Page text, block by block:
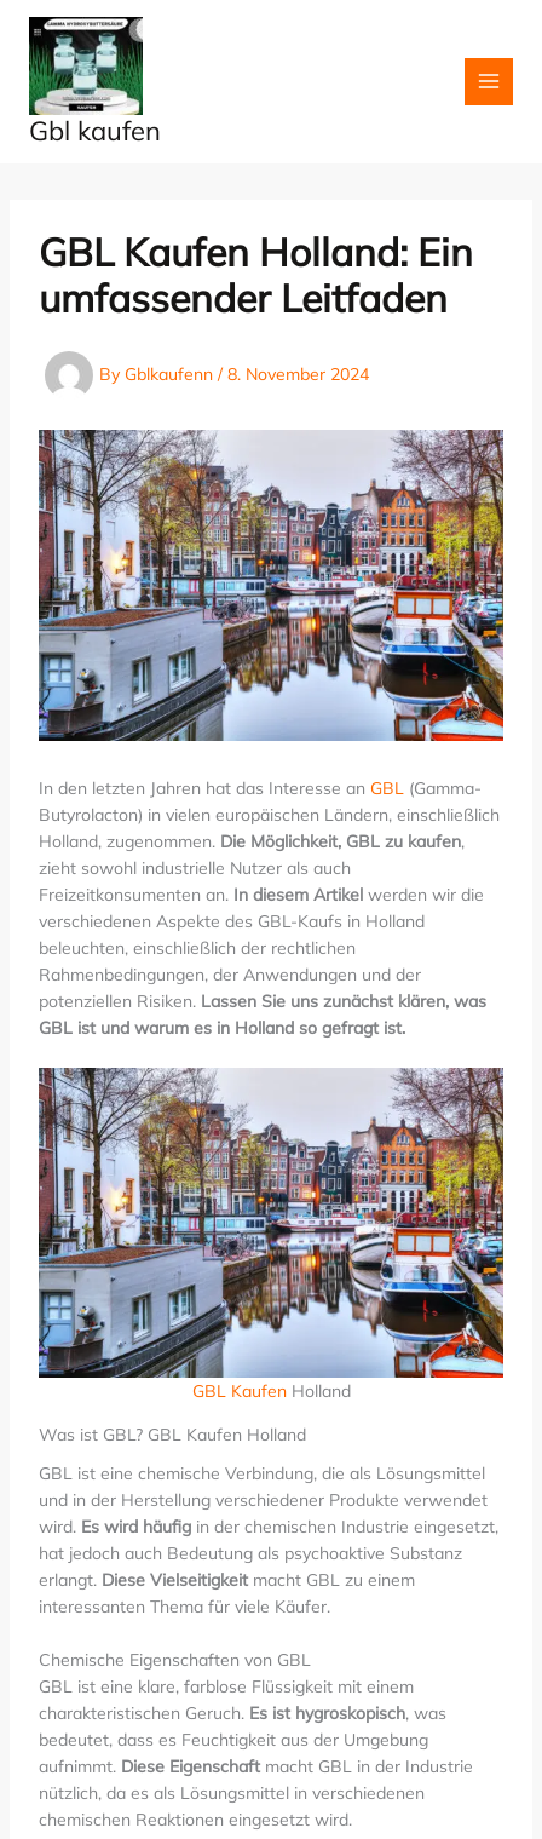
Skip
content
Gbl kaufen
GBL Kaufen Holland: Ein
umfassender Leitfaden
By Gblkaufenn /8. November 2024
In den letzten Jahren hat das Interesse an GBL (Gamma-
Butyrolacton) in vielen europäischen Ländern, einschließlich
Holland, zugenommen. Die Möglichkeit, GBL zu kaufen,
zieht sowohl industrielle Nutzer als auch
Freizeitkonsumenten an. In diesem Artikelwerden wir die
verschiedenen Aspekte des GBL-Kaufs in Holland
beleuchten, einschließlich der rechtlichen
Rahmenbedingungen, der Anwendungen und der
potenziellen Risiken. Lassen Sie uns zunächst klären, was
GBL ist und warum es in Holland so gefragt ist.
GBL KaufenHolland
Was ist GBL? GBL Kaufen Holland
GBL ist eine chemische Verbindung, die als Lösungsmittel
und in der Herstellung verschiedener Produkte verwendet
wird. Es wird häufigin der chemischen Industrie eingesetzt,
hat jedoch auch Bedeutung als psychoaktive Substanz
erlangt. Diese Vielseitigkeitmacht GBL zu einem
interessanten Thema für viele Käufer.
Chemische Eigenschaften von GBL
GBL ist eine klare, farblose Flüssigkeit mit einem
charakteristischen Geruch. Es ist hygroskopisch, was
bedeutet, dass es Feuchtigkeit aus der Umgebung
aufnimmt. Diese Eigenschaftmacht GBL in der Industrie
nützlich, da es als Lösungsmittel in verschiedenen
chemischen Reaktionen eingesetzt wird.